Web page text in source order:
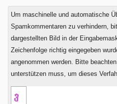
plus
Um maschinelle und automatische
Spamkommentaren zu verhindern,
dargestellten Bild in der
Zeichenfolge richtig eingegeben
angenommen werden. Bitte
unterstützen muss, um dieses